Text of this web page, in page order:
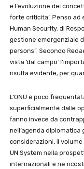
e l’evoluzione dei
forte criticita’. Penso ad
Human Security, di
gestione emergenziale
persons”. Secondo
vista ‘dal campo’
risulta evidente, per
L’ONU è poco
superficialmente dalle
fanno invece da
nell’agenda
considerazioni, il
UN System nella
internazionali e ne